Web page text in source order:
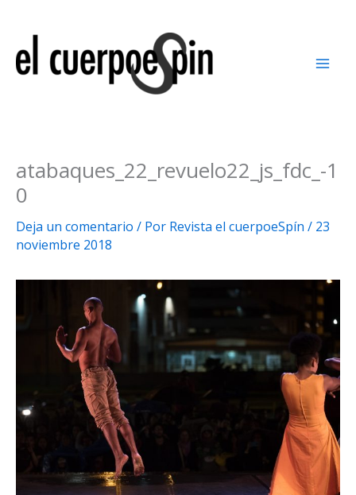
contenido
atabaques_22_revuelo22_js_fdc_-1
0
Deja un comentario / Por Revista el cuerpoeSpín / 23
noviembre 2018